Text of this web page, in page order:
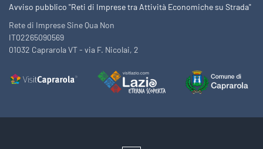
Avviso pubblico "Reti di Imprese tra Attività Economiche su Strada"
Rete di Imprese Sine Qua Non
IT02265090569
01032 Caprarola VT - via F. Nicolai, 2